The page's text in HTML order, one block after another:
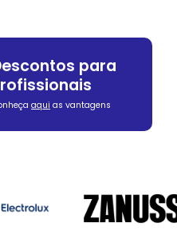
para
aqui as vantagens